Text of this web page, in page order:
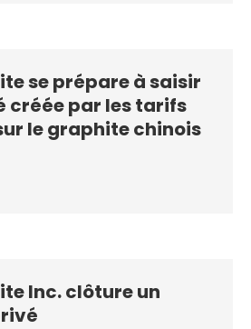
se prépare à saisir
créée par les tarifs
le graphite chinois
Inc. clôture un